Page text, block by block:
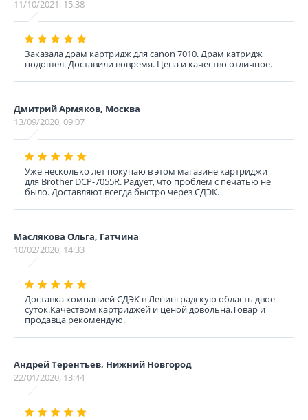
11/10/2021, 15:38
Заказала драм картридж для canon 7010. Драм катридж
подошел. Доставили вовремя. Цена и качество отличное.
Дмитрий Армяков, Москва
13/09/2020, 09:07
Уже несколько лет покупаю в этом магазине картриджи
для Brother DCP-7055R. Радует, что проблем с печатью не
было. Доставляют всегда быстро через СДЭК.
Маслякова Ольга, Гатчина
10/02/2020, 14:33
Доставка компанией СДЭК в Ленинградскую область двое
суток.Качеством картриджей и ценой довольна.Товар и
продавца рекомендую.
Андрей Терентьев, Нижний Новгород
22/01/2020, 13:44